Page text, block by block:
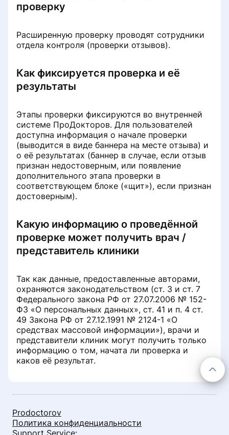
Раздел «Рекламные кампании»
Удаление врача из списка клиники
Не работает онлайн-запись
Информация о клинике
Данные реальной практики
врачей
Бесплатный приём при условии
лечения
Платёж не зачислен на баланс
Снизилось количество записей с
портала
Запись по телефону
проверку
Расширенную проверку проводят сотрудники
отдела контроля (проверки отзывов).
Как фиксируется проверка и её
результаты
Этапы проверки фиксируются во внутренней
системе ПроДокторов. Для пользователей
доступна информация о начале проверки
(выводится в виде баннера на месте отзыва) и
о её результатах (баннер в случае, если отзыв
признан недостоверным, или появление
дополнительного этапа проверки в
соответствующем блоке («щит»), если признан
достоверным).
Какую информацию о проведённой
проверке может получить врач /
представитель клиники
Так как данные, предоставленные авторами,
охраняются законодательством (ст. 3 и ст. 7
Федерального закона РФ от 27.07.2006 № 152-
ФЗ «О персональных данных», ст. 41 и п. 4 ст.
49 Закона РФ от 27.12.1991 № 2124-1 «О
средствах массовой информации»), врачи и
представители клиник могут получить только
информацию о том, начата ли проверка и
каков её результат.
Prodoctorov
Политика конфиденциальности
Support Service: